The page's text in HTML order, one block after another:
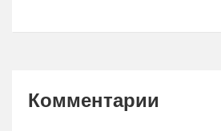
Комментарии